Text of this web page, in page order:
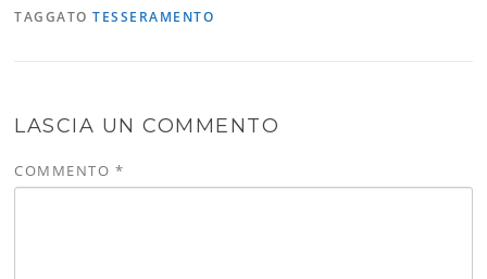
TAGGATOTESSERAMENTO
LASCIA UN COMMENTO
COMMENTO *